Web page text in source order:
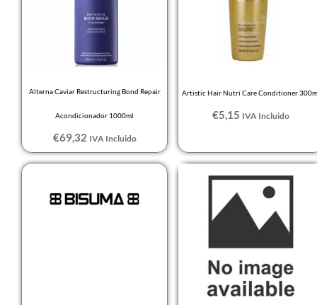
Alterna Caviar Restructuring Bond Repair
Acondicionador 1000ml
€69,32 IVA Incluido
Artistic Hair Nutri Care Conditioner
€5,15 IVA Incluido